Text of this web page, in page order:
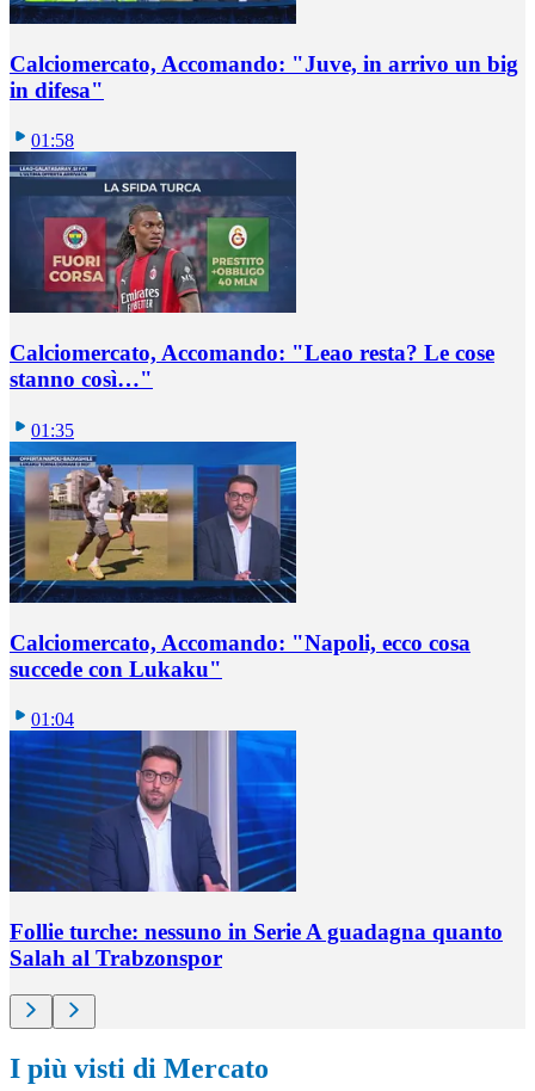
Calciomercato, Accomando: "Juve, in arrivo un big
in difesa"
01:58
Calciomercato, Accomando: "Leao resta? Le cose
stanno così…"
01:35
Calciomercato, Accomando: "Napoli, ecco cosa
succede con Lukaku"
01:04
Follie turche: nessuno in Serie A guadagna quanto
Salah al Trabzonspor
I più visti di Mercato